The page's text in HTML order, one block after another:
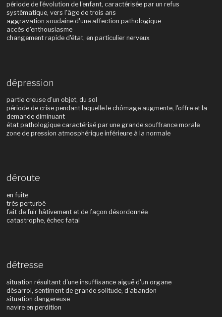
période de l'évolution de l'enfant, caractérisée par un refus
systématique, vers l'âge de trois ans
aggravation soudaine d'une affection pathologique
accès d'enthousiasme
changement rapide d'état, en particulier nerveux
dépression
partie creuse d'un objet, du sol
période de crise pendant laquelle le chômage augmente, l'offre et la
demande diminuant
état pathologique caractérisé par une grande souffrance morale
zone de pression atmosphérique inférieure à la normale
déroute
en fuite
très perturbé
fait de fuir hâtivement et de façon désordonnée
catastrophe, échec fatal
détresse
situation résultant d'une insuffisance aiguë d'un organe
désarroi, sentiment de grande solitude, d'abandon
situation dangereuse
navire en perdition